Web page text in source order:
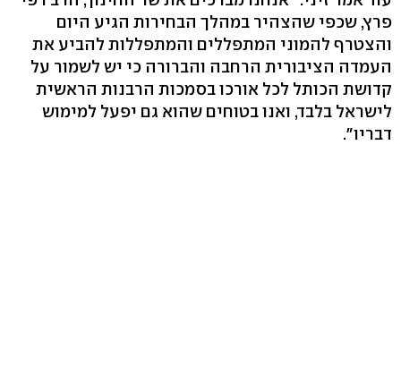
פרץ, שכפי שהצהיר במהלך הבחירות הגיע היום
והצטרף להמוני המתפללים והמתפללות להביע את
העמדה הציבורית הרחבה והברורה כי יש לשמור על
קדושת הכותל לכל אורכו בסמכות הרבנות הראשית
לישראל בלבד, ואנו בטוחים שהוא גם יפעל למימוש
דבריו".